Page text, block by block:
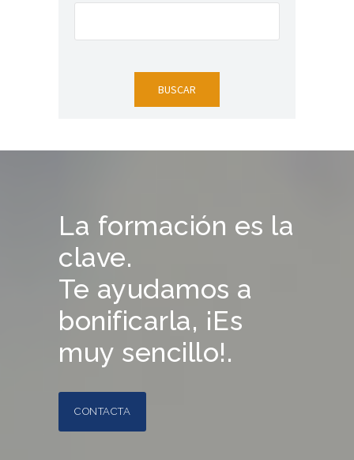
La formación es la
clave.
Te ayudamos a
bonificarla, ¡Es
muy sencillo!.
CONTACTA